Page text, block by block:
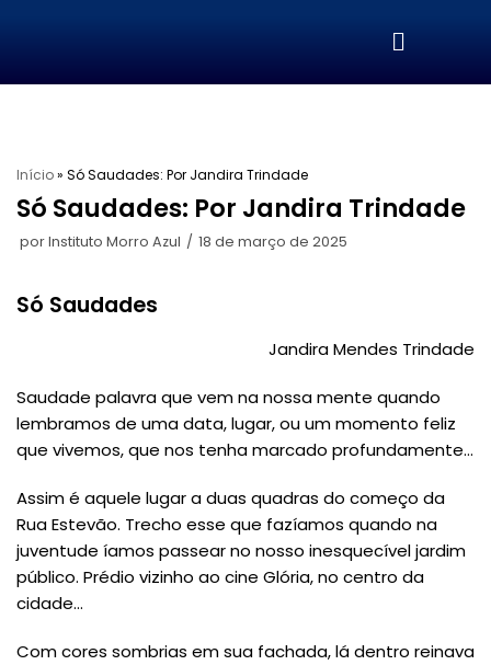
para
Início» Só Saudades: Por Jandira Trindade
Só Saudades: Por Jandira Trindade
porInstituto Morro Azul 18 de março de 2025
Só Saudades
Jandira Mendes Trindade
Saudade palavra que vem na nossa mente quando
lembramos de uma data, lugar, ou um momento feliz
que vivemos, que nos tenha marcado profundamente…
Assim é aquele lugar a duas quadras do começo da
Rua Estevão. Trecho esse que fazíamos quando na
juventude íamos passear no nosso inesquecível jardim
público. Prédio vizinho ao cine Glória, no centro da
cidade…
Com cores sombrias em sua fachada, lá dentro reinava